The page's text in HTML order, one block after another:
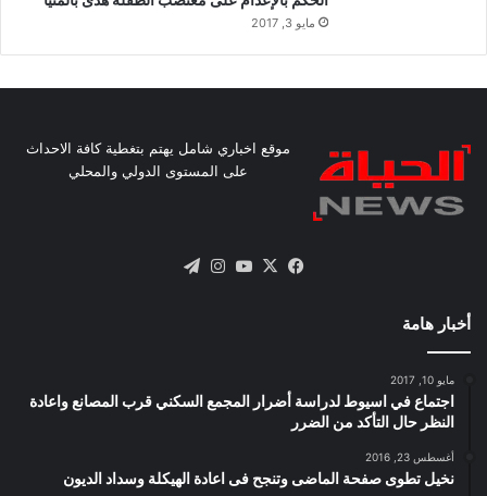
مايو 3, 2017
موقع اخباري شامل يهتم بتغطية كافة الاحداث
على المستوى الدولي والمحلي
فيسبوك
X يوتيوبانستقرام
أخبار هامة
مايو 10, 2017
اجتماع في اسيوط لدراسة أضرار المجمع السكني قرب المصانع واعادة
النظر حال التأكد من الضرر
أغسطس 23, 2016
نخيل تطوى صفحة الماضى وتنجح فى اعادة الهيكلة وسداد الديون